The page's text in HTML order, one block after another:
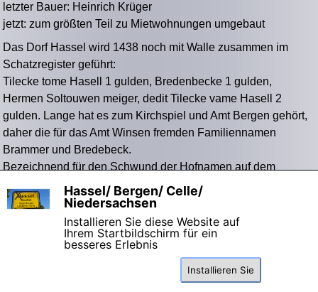
letzter Bauer: Heinrich Krüger
jetzt: zum größten Teil zu Mietwohnungen umgebaut
Das Dorf Hassel wird 1438 noch mit Walle zusammen im
Schatzregister geführt:
Tilecke tome Hasell 1 gulden, Bredenbecke 1 gulden,
Hermen Soltouwen meiger, dedit Tilecke vame Hasell 2
gulden. Lange hat es zum Kirchspiel und Amt Bergen gehört,
daher die für das Amt Winsen fremden Familiennamen
Brammer und Bredebeck.
Bezeichnend für den Schwund der Hofnamen auf dem
Timmen und Gaden Hof ist, daß hier mit Schünhoff und
Averbeck für das Dorf einmalige Namen eingezogen sind.
Hassel/ Bergen/ Celle/
Niedersachsen
Installieren Sie diese Website auf
Ihrem Startbildschirm für ein
besseres Erlebnis
Installieren Sie
X